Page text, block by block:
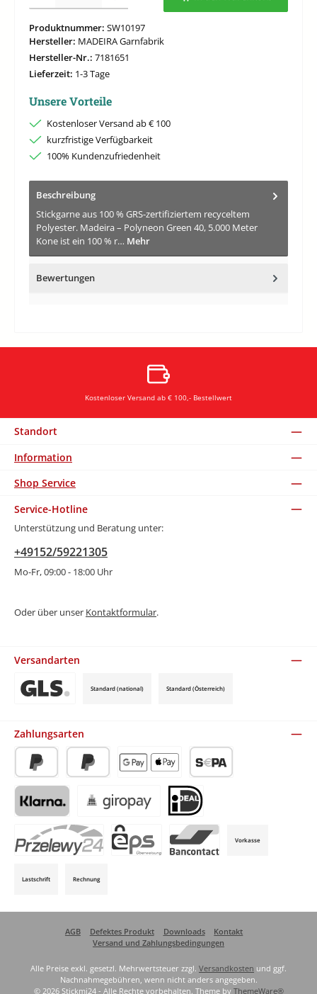
Produktnummer: SW10197
Hersteller: MADEIRA Garnfabrik
Hersteller-Nr.: 7181651
Lieferzeit: 1-3 Tage
Unsere Vorteile
Kostenloser Versand ab € 100
kurzfristige Verfügbarkeit
100% Kundenzufriedenheit
Beschreibung
Stickgarne aus 100 % GRS-zertifiziertem recyceltem
Polyester. Madeira – Polyneon Green 40, 5.000 Meter
Kone ist ein 100 % r… Mehr
Bewertungen
Kostenloser Versand ab € 100,- Bestellwert
Standort
Information
Shop Service
Service-Hotline
Unterstützung und Beratung unter:
+49152/59221305
Mo-Fr, 09:00 - 18:00 Uhr
Oder über unser Kontaktformular.
Versandarten
Standard (national) Standard (Österreich)
Zahlungsarten
PayPal Später BezahlenApple Pay / Google Pay (via Stripe)
SEPA-Lastschrift (via Stripe)
Klarna (via Stripe)Giropay (via Stripe) iDeal (via Stripe)
Vorkasse
Lastschrift Rechnung
AGB Defektes Produkt Downloads
Kontakt
Versand und Zahlungsbedingungen
Alle Preise exkl. gesetzl. Mehrwertsteuer zzgl. Versandkosten und ggf.
Nachnahmegebühren, wenn nicht anders angegeben.
© 2026 Stickmi24 - Alle Rechte vorbehalten. Theme by ThemeWare®